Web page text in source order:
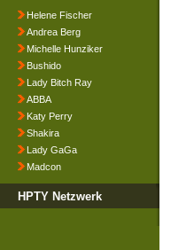
Helene Fischer
Andrea Berg
Michelle Hunziker
Bushido
Lady Bitch Ray
ABBA
Katy Perry
Shakira
Lady GaGa
Madcon
HPTY Netzwerk